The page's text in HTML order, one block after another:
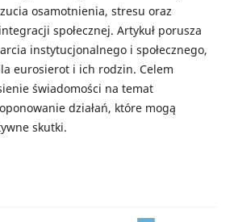
osamotnienia, stresu oraz
społecznej. Artykuł porusza
instytucjonalnego i społecznego,
eurosierot i ich rodzin. Celem
świadomości na temat
działań, które mogą
skutki.